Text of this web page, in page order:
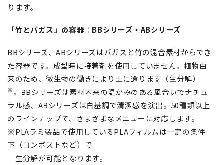
ります。
「竹とバガス」の容器：BBシリーズ・ABシリーズ
BBシリーズ、ABシリーズはバガスと竹の混合素材からでき
た容器です。成型時に接着剤を使用していません。植物由
来のため、微生物の働きにより土に還ります（生分解）
※。BBシリーズは素材本来の温かみのある風合いでナチュ
ラル感、ABシリーズは白基調で清潔感を演出。50種類以上
のラインナップで、さまざまなメニューに対応します。
※PLAラミ製品で使用しているPLAフィルムは一定の条件
下（コンポストなど）で
生分解が可能となります。